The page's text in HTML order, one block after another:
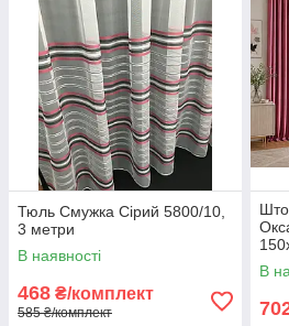
Тюль Смужка Сірий 5800/10,
3 метри
В наявності
468 ₴/комплект
585 ₴/комплект
В